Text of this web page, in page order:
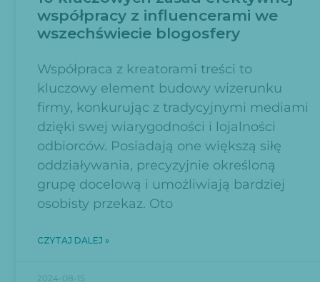
współpracy z influencerami we
wszechświecie blogosfery
Współpraca z kreatorami treści to
kluczowy element budowy wizerunku
firmy, konkurując z tradycyjnymi mediami
dzięki swej wiarygodności i lojalności
odbiorców. Posiadają one większą siłę
oddziaływania, precyzyjnie określoną
grupę docelową i umożliwiają bardziej
osobisty przekaz. Oto
CZYTAJ DALEJ »
2024-08-15